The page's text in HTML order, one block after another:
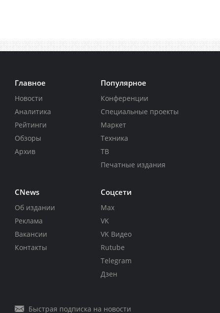
Главное
Новости
Аналитика
Рейтинги
Обзоры
Архив
Популярное
Конференции
Специальные проекты
Маркет
Техника
ТВ
Печатные издания
CNews
Об издании
Реклама
Вакансии
Контакты
Соцсети
Max
VK
VK Видео
Rutube
Telegram
Дзен
Быстрая подписка на новости